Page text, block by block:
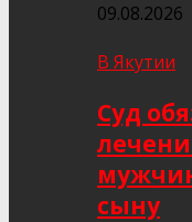
09.08.2026
В Якутии
Суд
сыну